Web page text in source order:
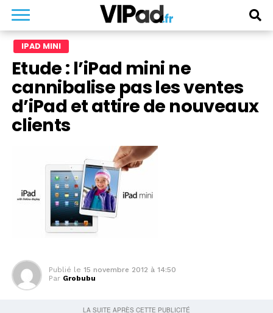
IPAD MINI
Etude : l’iPad mini ne
cannibalise pas les ventes
d’iPad et attire de nouveaux
clients
Publié le 15 novembre 2012 à 14:50
Par Grobubu